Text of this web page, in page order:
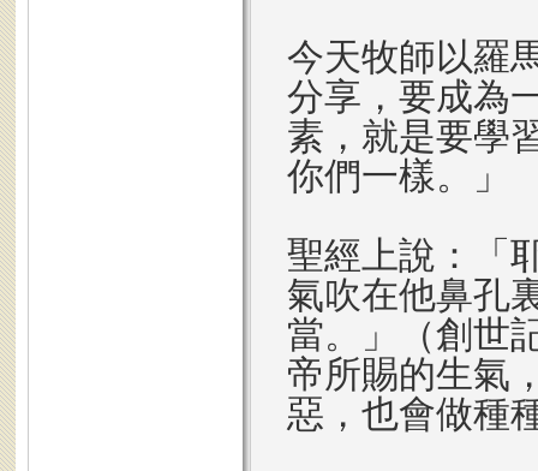
今天牧師以羅
分享，要成為
素，就是要學
你們一樣。」
聖經上說：「
氣吹在他鼻孔
當。」（創世
帝所賜的生氣
惡，也會做種